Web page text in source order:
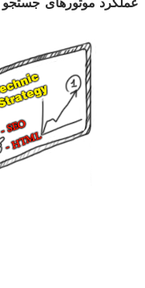
عملکرد موتورهای جستجو